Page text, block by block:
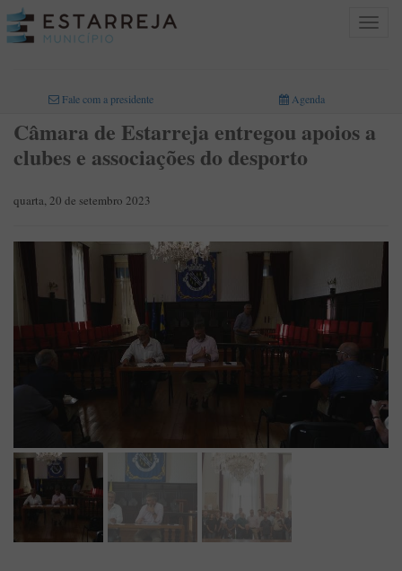
Toggle
Fale com a presidente Agenda
Câmara de Estarreja entregou apoios a
clubes e associações do desporto
quarta, 20 de setembro 2023